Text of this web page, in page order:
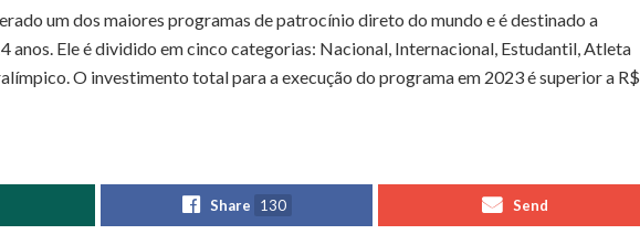
um dos maiores programas de patrocínio direto do mundo e é destinado a
anos. Ele é dividido em cinco categorias: Nacional, Internacional, Estudantil, Atleta
O investimento total para a execução do programa em 2023 é superior a R$
Share 130 Send